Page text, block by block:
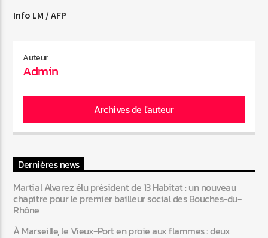
Info LM / AFP
Auteur
Admin
Archives de l'auteur
Dernières news
Martial Alvarez élu président de 13 Habitat : un nouveau
chapitre pour le premier bailleur social des Bouches-du-
Rhône
À Marseille, le Vieux-Port en proie aux flammes : deux